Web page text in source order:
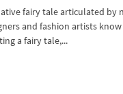
fairy tale articulated by
and fashion artists
a fairy tale,...